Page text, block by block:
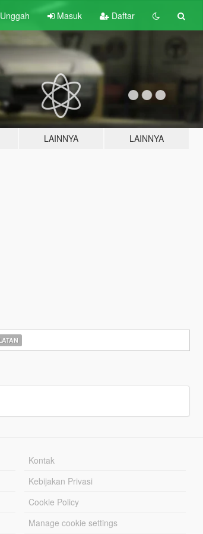
Masuk Daftar
LAINNYA LAINNYA
Kontak
Kebijakan Privasi
Cookie Policy
Manage cookie settings